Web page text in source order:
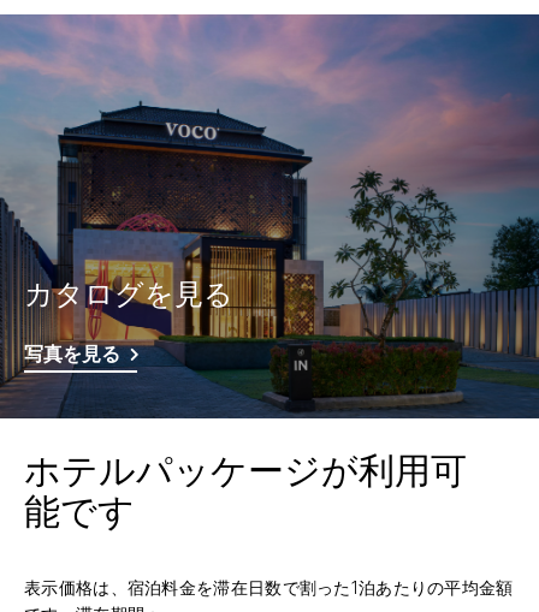
カタログを見る
写真を見る
ホテルパッケージが利用可
能です
表示価格は、宿泊料金を滞在日数で割った1泊あたりの平均金額